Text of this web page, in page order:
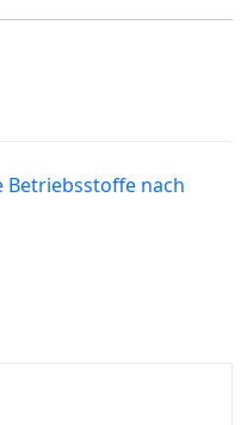
Betriebsstoffe nach